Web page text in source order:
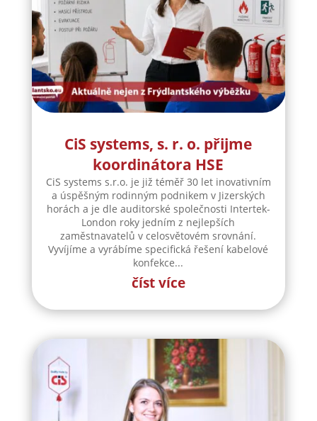
CiS systems, s. r. o. přijme
koordinátora HSE
CiS systems s.r.o. je již téměř 30 let inovativním
a úspěšným rodinným podnikem v Jizerských
horách a je dle auditorské společnosti Intertek-
London roky jedním z nejlepších
zaměstnavatelů v celosvětovém srovnání.
Vyvíjíme a vyrábíme specifická řešení kabelové
konfekce...
číst více